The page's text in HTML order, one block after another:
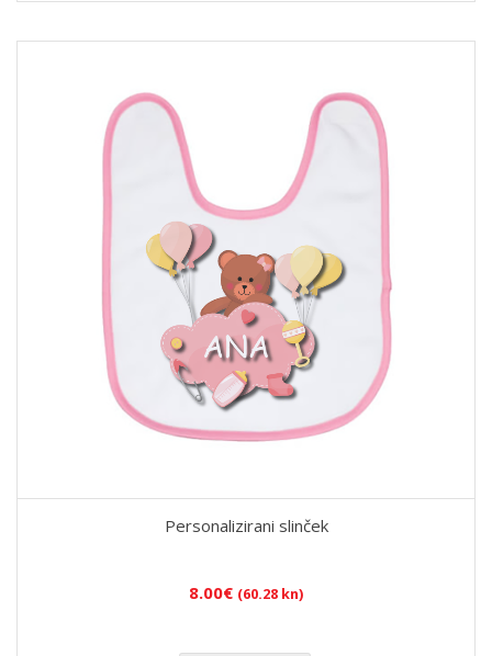
Personalizirani slinček
8.00€ (60.28 kn)